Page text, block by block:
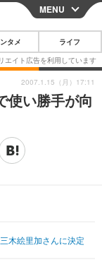
CLOSE
ートフォン
その他
映画・ドラマ
ブログ
MENU
タメ ライフ
使い勝手が向
木絵里加さんに決定
2007.1.15（月）17:11